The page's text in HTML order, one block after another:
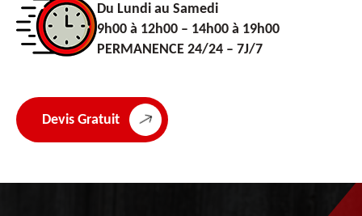
Du Lundi au Samedi
9h00 à 12h00 – 14h00 à 19h00
PERMANENCE 24/24 – 7J/7
Devis Gratuit